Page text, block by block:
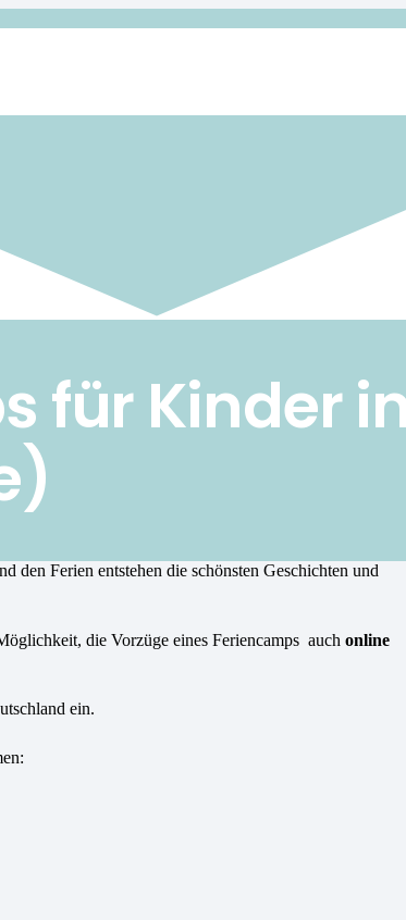
für Kinder
den Ferien entstehen die schönsten Geschichten und
die Vorzüge eines Feriencamps auch online
ein.